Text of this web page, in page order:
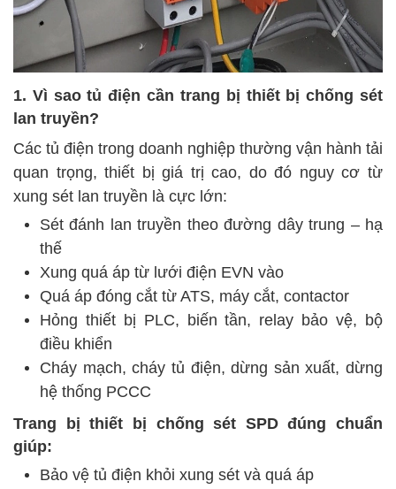
1. Vì sao tủ điện cần trang bị thiết bị chống sét
lan truyền?
Các tủ điện trong doanh nghiệp thường vận hành tải
quan trọng, thiết bị giá trị cao, do đó nguy cơ từ
xung sét lan truyền là cực lớn:
Sét đánh lan truyền theo đường dây trung – hạ
thế
Xung quá áp từ lưới điện EVN vào
Quá áp đóng cắt từ ATS, máy cắt, contactor
Hỏng thiết bị PLC, biến tần, relay bảo vệ, bộ
điều khiển
Cháy mạch, cháy tủ điện, dừng sản xuất, dừng
hệ thống PCCC
Trang bị thiết bị chống sét SPD đúng chuẩn
giúp:
Bảo vệ tủ điện khỏi xung sét và quá áp